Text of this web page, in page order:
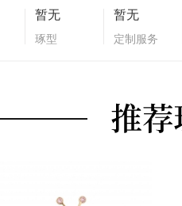
暂无
琢型
暂无
定制服务